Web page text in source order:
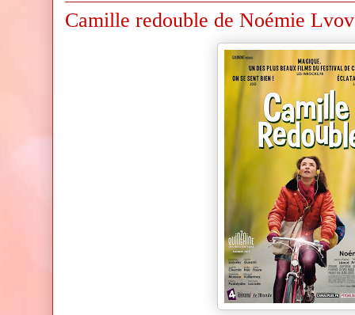
Camille redouble de Noémie